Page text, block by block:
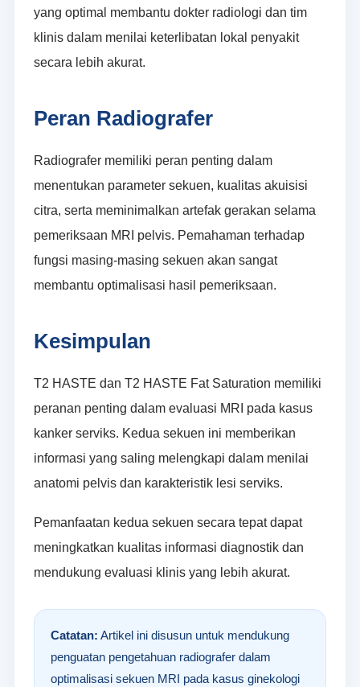
yang optimal membantu dokter radiologi dan tim
klinis dalam menilai keterlibatan lokal penyakit
secara lebih akurat.
Peran Radiografer
Radiografer memiliki peran penting dalam
menentukan parameter sekuen, kualitas akuisisi
citra, serta meminimalkan artefak gerakan selama
pemeriksaan MRI pelvis. Pemahaman terhadap
fungsi masing-masing sekuen akan sangat
membantu optimalisasi hasil pemeriksaan.
Kesimpulan
T2 HASTE dan T2 HASTE Fat Saturation memiliki
peranan penting dalam evaluasi MRI pada kasus
kanker serviks. Kedua sekuen ini memberikan
informasi yang saling melengkapi dalam menilai
anatomi pelvis dan karakteristik lesi serviks.
Pemanfaatan kedua sekuen secara tepat dapat
meningkatkan kualitas informasi diagnostik dan
mendukung evaluasi klinis yang lebih akurat.
Catatan: Artikel ini disusun untuk mendukung
penguatan pengetahuan radiografer dalam
optimalisasi sekuen MRI pada kasus ginekologi